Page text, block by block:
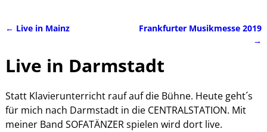
← Live in Mainz
Frankfurter Musikmesse 2019
→
Live in Darmstadt
Statt Klavierunterricht rauf auf die Bühne. Heute geht´s
für mich nach Darmstadt in die CENTRALSTATION. Mit
meiner Band SOFATÄNZER spielen wird dort live.